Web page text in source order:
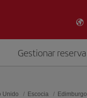
Gestionar reserva
Unido Escocia Edimburgo